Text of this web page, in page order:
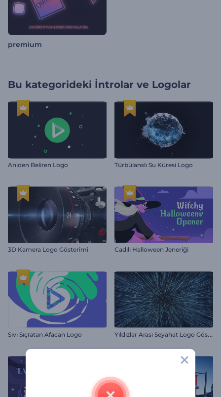
premium
Bu kategorideki İntrolar ve Logolar
Aniden Beliren Logo Türbülanslı Su Küresi Logo
3D Kamera Logo Gösterimi Cadılı Halloween Jeneriği
Sıvı Sıçratan Afacan Logo Y
ıldızlar Arası Seyahat Logo Gösterimi